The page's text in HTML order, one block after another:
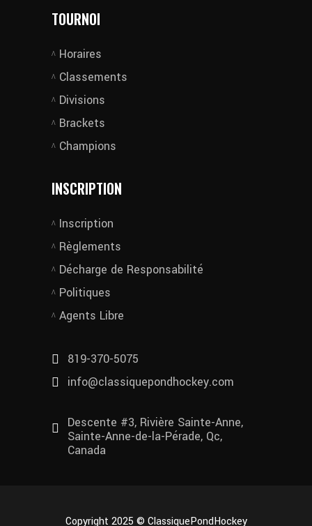
TOURNOI
Horaires
Classements
Divisions
Brackets
Champions
INSCRIPTION
Inscription
Règlements
Décharge de Responsabilité
Politiques
Agents Libre
819-370-5075
info@classiquepondhockey.com
Descente #3, Rivière Sainte-Anne,
Sainte-Anne-de-la-Pérade, Qc,
Canada
Copyright 2025 © ClassiquePondHockey